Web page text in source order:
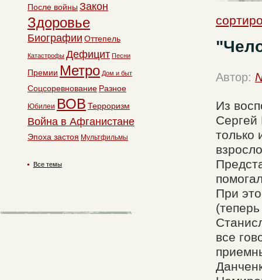
Автор:
Из
только
При
все
После войны Закон
Здоровье
Биографии Оттепель
Катастрофы Дефицит Песни
Премии Метро Дом и быт
Соцсоревнование Разное
Юбилеи ВОВ Терроризм
Война в Афганистане
Эпоха застоя Мультфильмы
Все темы